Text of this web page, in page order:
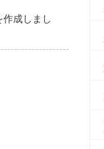
成しまし